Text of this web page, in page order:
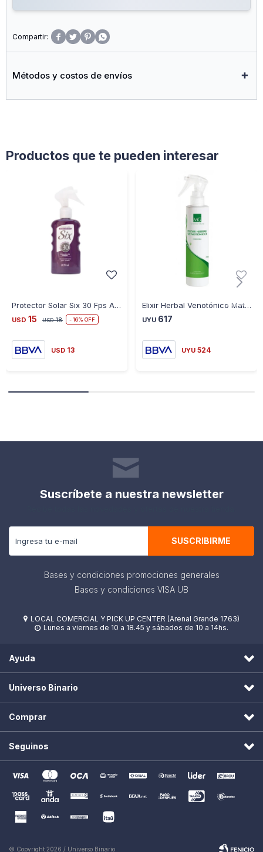
En Forma Circular Hasta Su Total Absorción. Complemento
Ideal Para Tratamientos De Termogénesis O Criogénesis.
Recomendamos 2 Veces Por Semana Realizar Una
   
Métodos y costos de envíos
Productos que te pueden interesar
Protector Solar Six 30 Fps Acción Hidratante 210ML
USD 15 USD 18 16
USD 13
Elixir Herbal Venotónico Matías González
UYU 617
UYU 524
Suscríbete a nuestra newsletter
SUSCRIBIRME
Bases y condiciones promociones generales
Bases y condiciones VISA UB
 LOCAL COMERCIAL Y PICK UP CENTER (Arenal Grande 1763)
 Lunes a viernes de 10 a 18.45 y sábados de 10 a 14hs.
Ayuda
Universo Binario
Comprar
Seguinos
© Copyright 2026 / Universo Binario